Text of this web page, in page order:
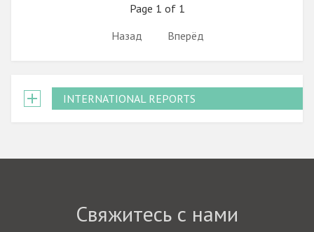
Page 1 of 1
Назад
Вперёд
INTERNATIONAL REPORTS
Свяжитесь с нами